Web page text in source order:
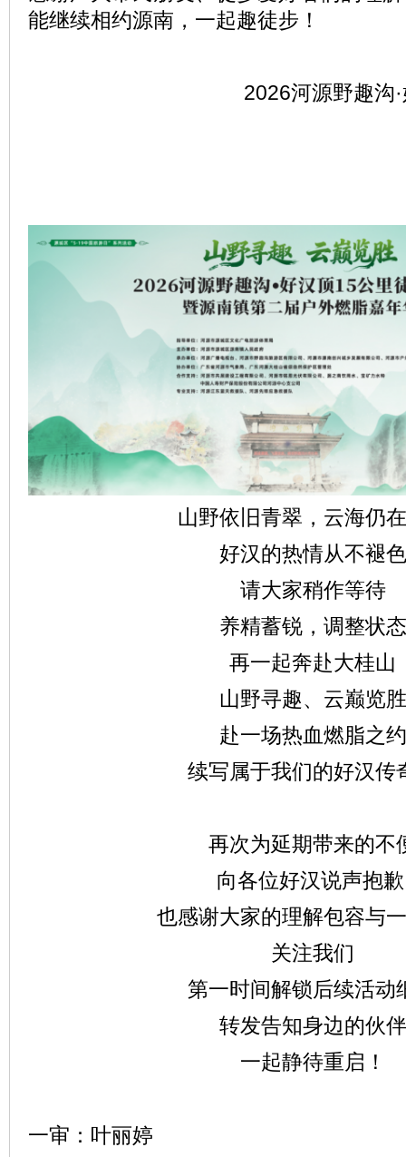
能继续相约源南，一起趣徒步！
2026河源野趣沟
山野依旧青翠，云海仍
好汉的热情从不褪色
请大家稍作等待
养精蓄锐，调整状态
再一起奔赴大桂山
山野寻趣、云巅览胜
赴一场热血燃脂之约
续写属于我们的好汉传
再次为延期带来的不
向各位好汉说声抱
也感谢大家的理解包容与
关注我们
第一时间解锁后续活动
转发告知身边的伙伴
一起静待重启！
一审：叶丽婷